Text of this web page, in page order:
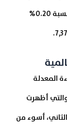
ارتفع مؤشر S&P/ASX 200 لأسهم استراليا بنسبة 0.20%
المعدلة
والتي أظهرت
1.2% في الربع الثاني، أسوء من